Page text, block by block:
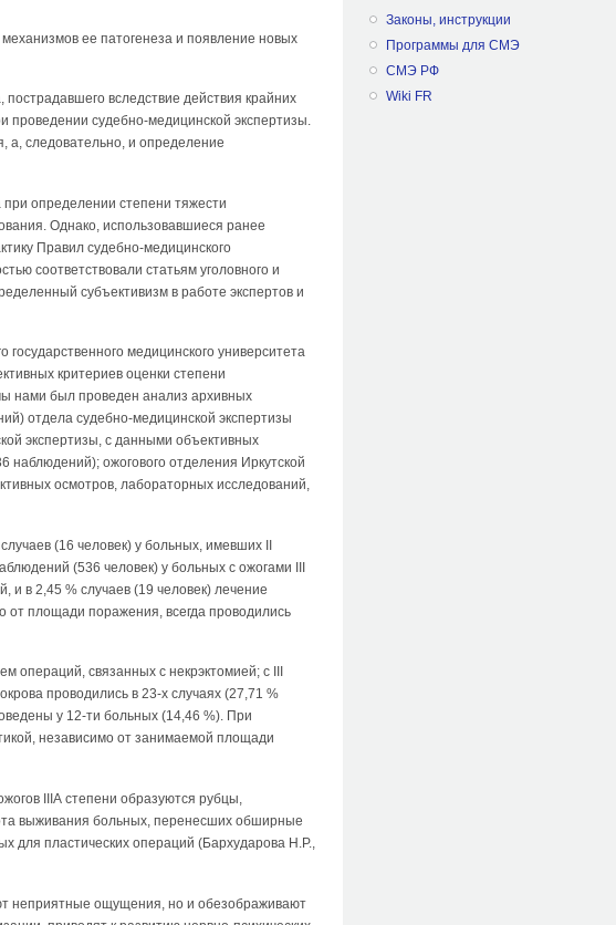
ее патогенеза и появление новых
вследствие действия крайних
проведении судебно-медицинской экспертизы.
а, следовательно, и определение
при определении степени тяжести
Однако, использовавшиеся ранее
Правил судебно-медицинского
соответствовали статьям уголовного и
субъективизм в работе экспертов и
медицинского университета
критериев оценки степени
нами был проведен анализ архивных
отдела судебно-медицинской экспертизы
экспертизы, с данными объективных
наблюдений); ожогового отделения Иркутской
осмотров, лабораторных исследований,
(16 человек) у больных, имевших II
(536 человек) у больных с ожогами III
и в 2,45 % случаев (19 человек) лечение
от площади поражения, всегда проводились
операций, связанных с некрэктомией; с III
проводились в 23-х случаях (27,71 %
у 12-ти больных (14,46 %). При
независимо от занимаемой площади
IIIА степени образуются рубцы,
выживания больных, перенесших обширные
для пластических операций (Бархударова Н.Р.,
неприятные ощущения, но и обезображивают
Законы, инструкции
Программы для СМЭ
СМЭ РФ
Wiki FR